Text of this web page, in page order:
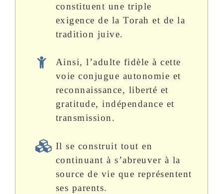
constituent une triple
exigence de la Torah et de la
tradition juive.
Ainsi, l’adulte fidèle à cette
voie conjugue autonomie et
reconnaissance, liberté et
gratitude, indépendance et
transmission.
Il se construit tout en
continuant à s’abreuver à la
source de vie que représentent
ses parents.